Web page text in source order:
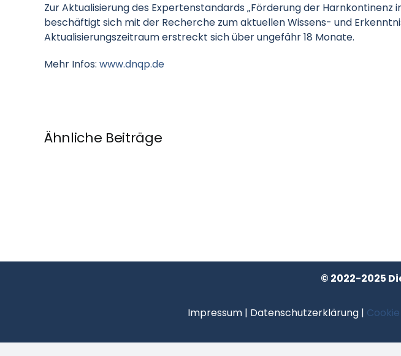
Zur Aktualisierung des Expertenstandards „Förderung der Harnkontinenz
beschäftigt sich mit der Recherche zum aktuellen Wissens- und
Aktualisierungszeitraum erstreckt sich über ungefähr 18 Monate.
Mehr Infos: www.dnqp.de
Ähnliche Beiträge
© 2022-2025
Impressum| Datenschutzerklärung|